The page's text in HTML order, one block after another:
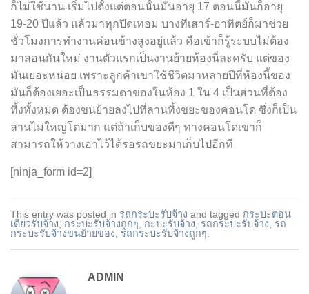
ก็ไม่ใช้นาน เริ่มไปตั้งแต่ตอนนั้นมันอายุ 17 ตอนนี้มันก็อายุ
19-20 ปีแล้ว แล้วมาทุกปิดเทอม บางทีเสาร์-อาทิตย์ก็มาช่วย
ชั่วโมงการทำงานค่อนข้างสูงอยู่แล้ว คือเข้าก็รู้ระบบไม่ต้อง
มาสอนกันใหม่ งานตัวแรกเป็นงานย้ายห้องนี่ละครับ แต่ของ
มันเยอะหน่อย เพราะลูกค้าเขาใช้ชีวิตมาหลายปีที่ห้องนี้ของ
มันก็ต้องเยอะเป็นธรรมดาของในห้อง 1 ใน 4 เป็นส่วนที่ต้อง
ทิ้งทั้งหมด ต้องขนย้ายลงไปที่ลานทิ้งขยะของคอนโด ซึ่งก็เป็น
ลานไม่ใหญ่โตมาก แต่ถ้าเก็บของดีๆ ทางคอนโดเขาก็
สามารถให้วางเอาไว้ได้รอรถขยะมาเก็บไปอีกที
[ninja_form id=2]
This entry was posted in รถกระบะรับจ้าง and tagged กระบะตอน
เดียวรับจ้าง
กระบะรับจ้างถูกๆ กะบะรับจ้าง รถกระบะรับจ้าง
รถ
กระบะรับจ้างขนย้ายของ
รถกระบะรับจ้างถูกๆ
ADMIN